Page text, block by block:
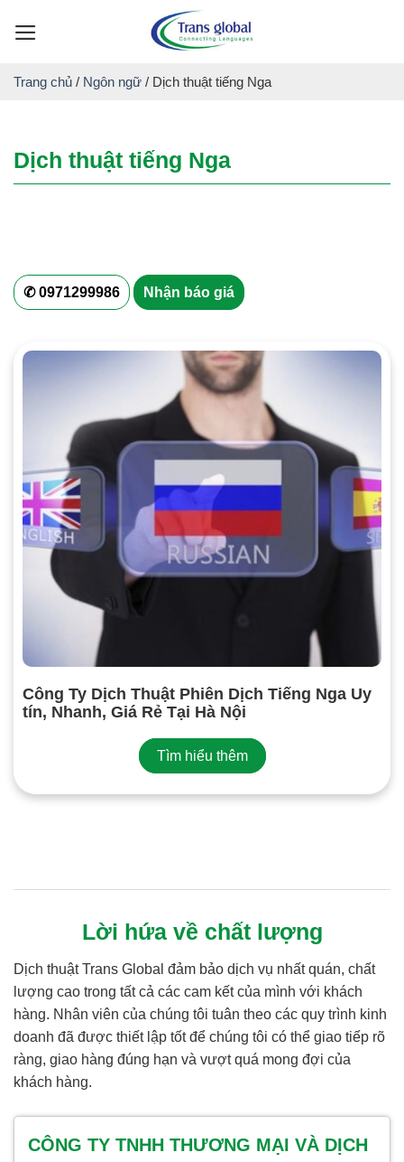
Trang chủ / Ngôn ngữ / Dịch thuật tiếng Nga
Dịch thuật tiếng Nga
✆ 0971299986 Nhận báo giá
Công Ty Dịch Thuật Phiên Dịch Tiếng Nga Uy
tín, Nhanh, Giá Rẻ Tại Hà Nội
Tìm hiểu thêm
Lời hứa về chất lượng
Dịch thuật Trans Global đảm bảo dịch vụ nhất quán, chất
lượng cao trong tất cả các cam kết của mình với khách
hàng. Nhân viên của chúng tôi tuân theo các quy trình kinh
doanh đã được thiết lập tốt để chúng tôi có thể giao tiếp rõ
ràng, giao hàng đúng hạn và vượt quá mong đợi của
khách hàng.
CÔNG TY TNHH THƯƠNG MẠI VÀ DỊCH